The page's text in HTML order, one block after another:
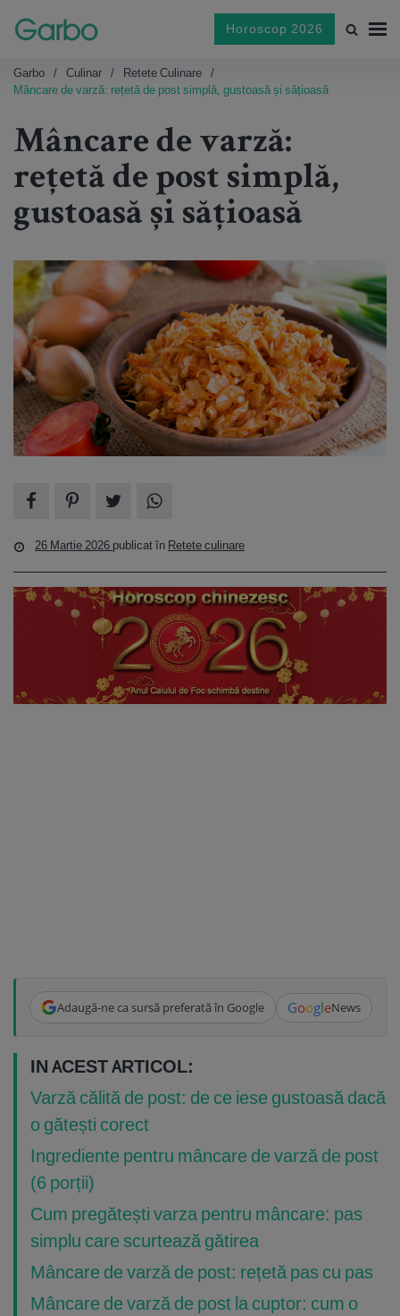
Horoscop 2026
Garbo Culinar
Retete Culinare
Mâncare de varză: rețetă de post simplă, gustoasă și sățioasă
Mâncare de varză:
rețetă de post simplă,
gustoasă și sățioasă
26 Martie 2026 publicat în Retete culinare
Adaugă-ne ca sursă preferată în Google GoogleNews
IN ACEST ARTICOL:
Varză călită de post: de ce iese gustoasă dacă
o gătești corect
Ingrediente pentru mâncare de varză de post
(6 porții)
Cum pregătești varza pentru mâncare: pas
simplu care scurtează gătirea
Mâncare de varză de post: rețetă pas cu pas
Mâncare de varză de post la cuptor: cum o